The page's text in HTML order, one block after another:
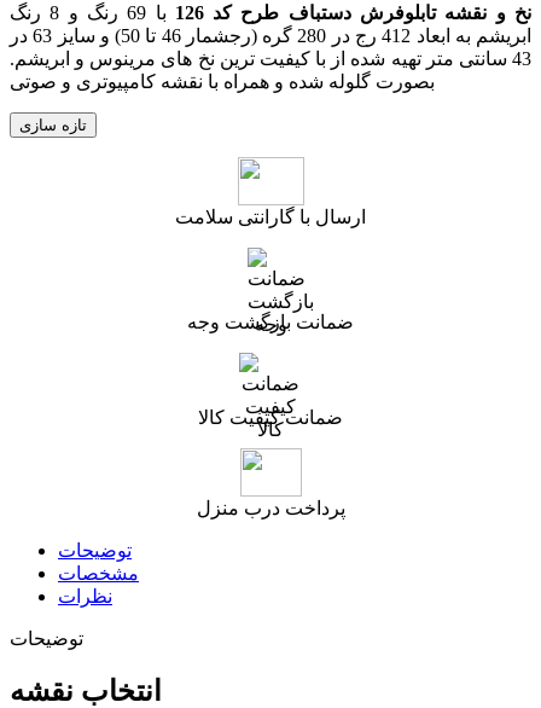
نخ و نقشه تابلوفرش دستباف طرح کد 126
با 69 رنگ و 8 رنگ
ابریشم به ابعاد 412 رج در 280 گره
(رجشمار 46 تا 50 )
و سایز 63 در
43 سانتی متر تهیه شده از با کیفیت ترین نخ های مرینوس و ابریشم.
بصورت گلوله شده و همراه با نقشه کامپیوتری و صوتی
ارسال با گارانتی سلامت
ضمانت بازگشت وجه
ضمانت کیفیت کالا
پرداخت درب منزل
توضیحات
مشخصات
نظرات
توضیحات
انتخاب نقشه